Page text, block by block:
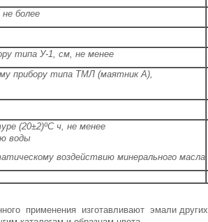
более
типа У-1, см, не менее
прибору типа ТМЛ (маятник А),
(20±2)ºС ч, не менее
воды
воздействию минерального масла
применения изготавливают эмали других